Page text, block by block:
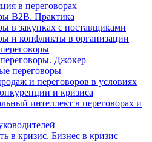
в переговорах
B2B. Практика
в закупках с поставщиками
и конфликты в организации
Джокер
переговоры
и переговоров в условиях
и кризиса
интеллект в переговорах и
в кризис. Бизнес в кризис